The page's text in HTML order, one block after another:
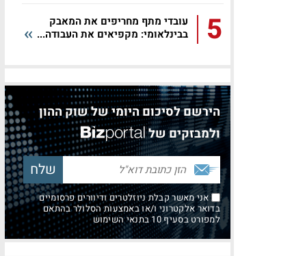
5
עובדי מתף מחריפים את המאבק
בבינלאומי: מקפיאים את העבודה...
הירשם לסיכום היומי של שוק ההון
ולמבזקים של
אני מאשר קבלת ניוזלטרים ודיוורים פרסומיים
בדואר אלקטרוני ו/או באמצעות הסלולר בהתאם
למפורט בסעיף 10 בתנאי השימוש